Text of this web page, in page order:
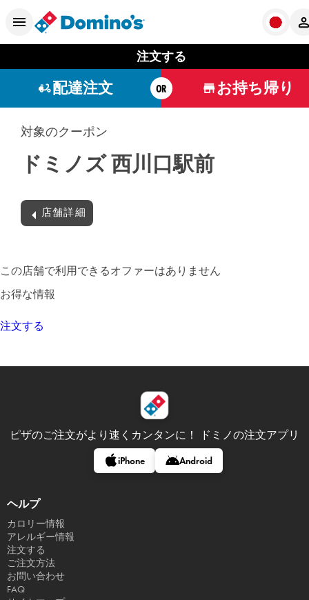
注文する
配達注文 OR お持ち帰り
対象のクーポン
ドミノズ 西川口駅前
店舗詳細
この店舗で利用できるオファーはありません
お得な情報
注文する
ピザのご注文がより速くカンタンに！ ドミノの注文アプリ
iPhone Android
ヘルプ
カロリー情報
アレルギー情報
注文する
ご注文方法
お問い合わせ
FAQ